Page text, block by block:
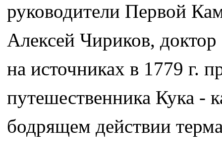
руководители Первой
Алексей Чириков,
на источниках в 1779 г.
путешественника Кука -
бодрящем действии